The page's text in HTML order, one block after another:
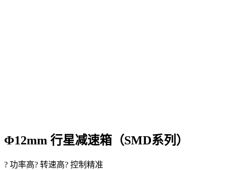
Φ12mm 行星减速箱（SMD系列）
? 功率高? 转速高? 控制精准